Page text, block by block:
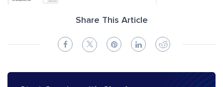
Share This Article